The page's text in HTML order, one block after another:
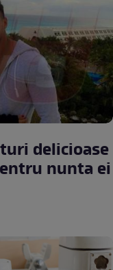
delicioase
nunta ei